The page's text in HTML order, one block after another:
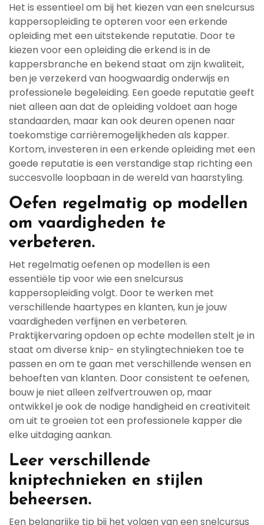
Het is essentieel om bij het kiezen van een snelcursus
kappersopleiding te opteren voor een erkende
opleiding met een uitstekende reputatie. Door te
kiezen voor een opleiding die erkend is in de
kappersbranche en bekend staat om zijn kwaliteit,
ben je verzekerd van hoogwaardig onderwijs en
professionele begeleiding. Een goede reputatie geeft
niet alleen aan dat de opleiding voldoet aan hoge
standaarden, maar kan ook deuren openen naar
toekomstige carrièremogelijkheden als kapper.
Kortom, investeren in een erkende opleiding met een
goede reputatie is een verstandige stap richting een
succesvolle loopbaan in de wereld van haarstyling.
Oefen regelmatig op modellen
om vaardigheden te
verbeteren.
Het regelmatig oefenen op modellen is een
essentiële tip voor wie een snelcursus
kappersopleiding volgt. Door te werken met
verschillende haartypes en klanten, kun je jouw
vaardigheden verfijnen en verbeteren.
Praktijkervaring opdoen op echte modellen stelt je in
staat om diverse knip- en stylingtechnieken toe te
passen en om te gaan met verschillende wensen en
behoeften van klanten. Door consistent te oefenen,
bouw je niet alleen zelfvertrouwen op, maar
ontwikkel je ook de nodige handigheid en creativiteit
om uit te groeien tot een professionele kapper die
elke uitdaging aankan.
Leer verschillende
kniptechnieken en stijlen
beheersen.
Een belangrijke tip bij het volgen van een snelcursus